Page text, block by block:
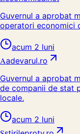
Guvernul a aprobat
operatori economici
acum 2 luni
Aadevarul.ro
Guvernul a aprobat
de companii de stat
locale.
acum 2 luni